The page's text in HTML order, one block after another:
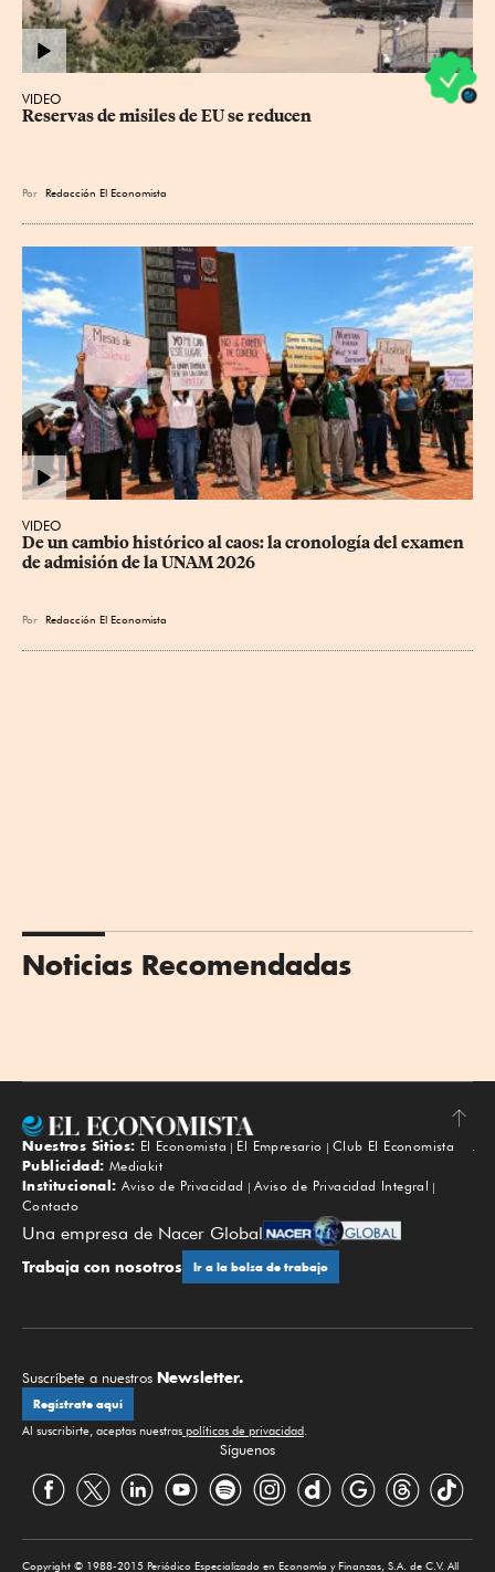
VIDEO
Reservas de misiles de EU se reducen
Por Redacción El Economista
VIDEO
De un cambio histórico al caos: la cronología del examen
de admisión de la UNAM 2026
Por Redacción El Economista
Noticias Recomendadas
Subir
Nuestros Sitios: El Economista El Empresario
Club El Economista
Publicidad: Mediakit
Institucional: Aviso de Privacidad
Aviso de Privacidad Integral
Contacto
Una empresa de Nacer Global
Trabaja con nosotros Ir a la bolsa de trabajo
Suscríbete a nuestros Newsletter.
Regístrate aquí
Al suscribirte, aceptas nuestras políticas de privacidad.
Síguenos
Copyright © 1988-2015 Periódico Especializado en Economía y Finanzas, S.A. de C.V. All